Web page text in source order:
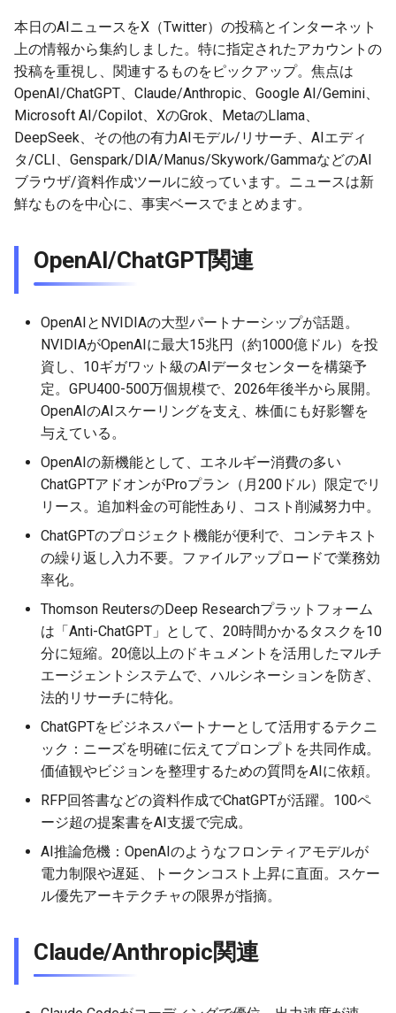
e
a
r
c
h
2026-07-10
2026-07-09
2026-07-08
2026-07-07
2026-07-06
2026-07-05
2026-07-03
2026-07-02
2026-07-01
2026-06-30
2026-06-29
2026-06-28
2026-06-25
2026-06-24
2026-06-23
2026-06-22
2026-06-21
2026-06-20
2026-06-19
2026-06-18
2025-12-24
2025-12-23
2025-12-22
2025-12-21
2025-12-20
2025-12-19
2025-12-17
2025-12-16
2025-12-15
2025-12-14
2025-12-13
2025-12-12
2025-12-10
2025-12-09
2025-12-08
2025-12-07
2025-12-06
2025-12-05
2025-12-04
2025-12-03
2026-07-10
2026-07-09
2026-07-08
2026-07-07
2026-07-06
2026-07-05
2026-07-04
2026-07-03
2026-07-02
2026-07-01
2026-06-30
2026-06-29
2026-06-28
2026-06-26
2026-06-25
2026-06-24
2026-06-23
2026-06-22
2026-06-21
2026-06-20
2026-06-19
2026-06-18
2026-06-17
DeepSeek/その他の有力AI
モデル/リサーチ関連
AIエディタ/CLI関連
Genspark/DIA/Manus/Skywork/Gamma
などのAIブラウザ/資料作成
関連
2026-05-17
2026-05-10
2026-05-03
2026-04-26
2026-04-19
2026-04-15
2026-05-24
2026-05-17
2026-05-10
2026-05-03
2026-04-26
2026-04-19
2026-04-05
2026-03-29
2026-03-22
2026-03-15
2026-03-08
2026-03-01
2026-02-15
2026-02-08
2026-02-01
2026-01-25
2026-01-18
2026-01-11
2026-01-04
2025-11-16
2025-11-09
2025-11-02
2025-10-26
2025-10-19
2025-10-12
2025-10-02
2025-09-28
2025-09-24
2025-09-21
2025-09-19
2026-05-24
2026-05-17
2026-05-10
2026-05-03
2026-04-26
2026-04-19
2026-04-05
2026-03-29
2026-03-22
2026-03-15
2026-03-08
2026-03-01
2026-02-15
2026-02-08
2026-02-05
2026-05-24
2026-05-17
2026-05-10
2026-05-03
2026-04-26
2026-04-19
2026-04-05
2026-03-29
2026-03-22
2026-03-15
2026-03-08
2026-03-01
2026-02-15
2026-02-08
2026-02-01
2026-01-25
2026-01-18
2026-01-11
2026-01-04
2025-11-09
2025-11-02
2025-10-26
2025-10-19
2025-10-12
2025-10-05
2026-07-10
2026-07-09
2026-07-08
2026-07-07
2026-07-05
2026-07-04
2026-07-02
2026-07-01
2026-06-30
2026-06-29
2026-06-28
2026-06-26
2026-06-24
2026-06-23
2026-06-21
2026-06-20
2026-06-19
2026-06-18
2026-06-17
2026-06-16
2025-12-24
2025-12-23
2025-12-22
2025-12-21
2025-12-20
2025-12-19
2025-12-17
2025-12-16
2025-12-15
2025-12-14
2025-12-13
2025-12-12
2025-12-10
2025-12-09
2025-12-08
2025-12-07
2025-12-06
2025-12-05
2025-12-04
2025-12-03
2026-05-24
2026-05-17
2026-05-10
2026-05-03
2026-04-26
2026-04-19
2026-04-05
2026-03-29
2026-03-22
2026-03-15
2026-03-08
2026-03-01
2026-02-15
2026-02-08
2026-02-01
2026-01-25
2026-01-18
2026-01-11
2026-01-04
2025-11-09
2025-11-02
2025-10-26
2025-10-19
2025-10-12
2025-10-05
2025-09-27
2025-09-23
2026-05-10
2026-05-03
2026-04-26
2026-04-19
2026-04-12
2026-04-07
2026-03-29
2026-03-22
2026-03-15
2026-03-08
2026-03-01
2026-02-22
2026-02-08
2026-02-01
2026-01-25
2026-01-18
2026-01-13
2026-07-09
2026-07-08
2026-07-07
2026-07-06
2026-07-05
2026-07-04
2026-07-02
2026-07-01
2026-06-30
2026-06-28
2026-06-26
2026-06-25
2026-06-23
2026-06-22
2026-06-21
2026-06-20
2026-06-19
2026-06-18
2026-06-17
2026-06-16
2025-12-24
2025-12-23
2025-12-22
2025-12-21
2025-12-20
2025-12-19
2025-12-17
2025-12-16
2025-12-15
2025-12-14
2025-12-13
2025-12-12
2025-12-10
2025-12-09
2025-12-08
2025-12-07
2025-12-06
2025-12-05
2025-12-04
2025-12-03
2026-05-24
2026-05-17
2026-05-10
2026-05-03
2026-04-26
2026-04-19
2026-04-05
2026-03-29
2026-03-22
2026-03-15
2026-03-08
2026-03-01
2026-02-15
2026-02-08
2026-02-01
2026-01-25
2026-01-18
2026-01-11
2026-01-04
2026-07-09
2026-07-08
2026-07-07
2026-07-06
2026-07-05
2026-07-04
2026-07-02
2026-07-01
2026-06-30
2026-06-29
2026-06-28
2026-06-27
2026-06-25
2026-06-24
2026-06-23
2026-06-22
2026-06-21
2026-06-20
2026-06-19
2026-06-18
2026-05-30
2026-05-23
2026-05-19
2026-05-18
2026-05-23
2026-05-19
2026-07-08
2026-07-07
2026-07-06
2026-07-05
2026-07-04
2026-07-02
2026-06-30
2026-06-29
2026-06-28
2026-06-25
2026-06-24
2026-06-23
2026-06-21
2026-06-20
2026-06-18
2026-06-17
2026-06-16
2026-06-15
2026-06-14
2026-06-13
2026-05-24
2026-05-17
2026-05-10
2026-05-03
2026-04-26
2026-04-19
2026-04-05
2026-03-30
本日のAIニュースをX（Twitter）の投稿とインターネット
上の情報から集約しました。特に指定されたアカウントの
投稿を重視し、関連するものをピックアップ。焦点は
OpenAI/ChatGPT、Claude/Anthropic、Google AI/Gemini、
Microsoft AI/Copilot、XのGrok、MetaのLlama、
DeepSeek、その他の有力AIモデル/リサーチ、AIエディ
タ/CLI、Genspark/DIA/Manus/Skywork/GammaなどのAI
ブラウザ/資料作成ツールに絞っています。ニュースは新
鮮なものを中心に、事実ベースでまとめます。
OpenAI/ChatGPT関連
OpenAIとNVIDIAの大型パートナーシップが話題。
NVIDIAがOpenAIに最大15兆円（約1000億ドル）を投
資し、10ギガワット級のAIデータセンターを構築予
定。GPU400-500万個規模で、2026年後半から展開。
OpenAIのAIスケーリングを支え、株価にも好影響を
与えている。
OpenAIの新機能として、エネルギー消費の多い
ChatGPTアドオンがProプラン（月200ドル）限定でリ
リース。追加料金の可能性あり、コスト削減努力中。
ChatGPTのプロジェクト機能が便利で、コンテキスト
の繰り返し入力不要。ファイルアップロードで業務効
率化。
Thomson ReutersのDeep Researchプラットフォーム
は「Anti-ChatGPT」として、20時間かかるタスクを10
分に短縮。20億以上のドキュメントを活用したマルチ
エージェントシステムで、ハルシネーションを防ぎ、
法的リサーチに特化。
ChatGPTをビジネスパートナーとして活用するテクニ
ック：ニーズを明確に伝えてプロンプトを共同作成。
価値観やビジョンを整理するための質問をAIに依頼。
RFP回答書などの資料作成でChatGPTが活躍。100ペ
ージ超の提案書をAI支援で完成。
AI推論危機：OpenAIのようなフロンティアモデルが
電力制限や遅延、トークンコスト上昇に直面。スケー
ル優先アーキテクチャの限界が指摘。
Claude/Anthropic関連